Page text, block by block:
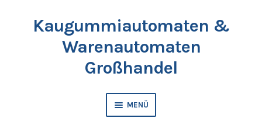
SpringeKaugummiautomaten &
Warenautomaten
Großhandel
MENÜ